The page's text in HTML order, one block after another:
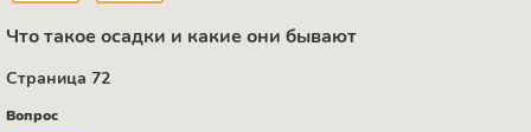
Что такое осадки и какие они бывают
Страница 72
Вопрос